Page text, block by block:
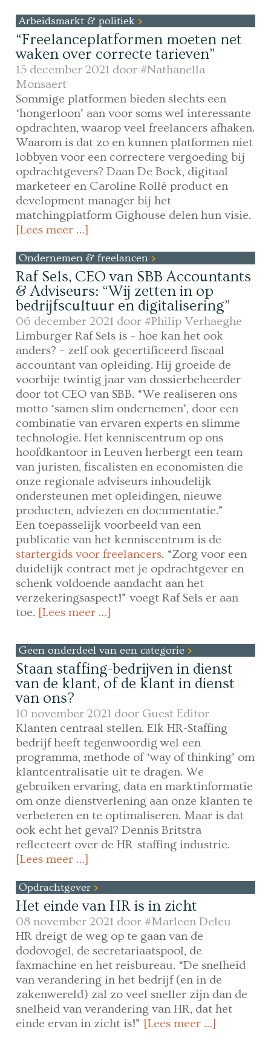
Arbeidsmarkt & politiek
“Freelanceplatformen moeten net
waken over correcte tarieven”
15 december 2021 door #Nathanella
Monsaert
Sommige platformen bieden slechts een
‘hongerloon’ aan voor soms wel interessante
opdrachten, waarop veel freelancers afhaken.
Waarom is dat zo en kunnen platformen niet
lobbyen voor een correctere vergoeding bij
opdrachtgevers? Daan De Bock, digitaal
marketeer en Caroline Rollé product en
development manager bij het
matchingplatform Gighouse delen hun visie.
[Lees meer …]
Ondernemen & freelancen
Raf Sels, CEO van SBB Accountants
& Adviseurs: “Wij zetten in op
bedrijfscultuur en digitalisering”
06 december 2021 door #Philip Verhaeghe
Limburger Raf Sels is – hoe kan het ook
anders? – zelf ook gecertificeerd fiscaal
accountant van opleiding. Hij groeide de
voorbije twintig jaar van dossierbeheerder
door tot CEO van SBB. “We realiseren ons
motto ‘samen slim ondernemen’, door een
combinatie van ervaren experts en slimme
technologie. Het kenniscentrum op ons
hoofdkantoor in Leuven herbergt een team
van juristen, fiscalisten en economisten die
onze regionale adviseurs inhoudelijk
ondersteunen met opleidingen, nieuwe
producten, adviezen en documentatie.”
Een toepasselijk voorbeeld van een
publicatie van het kenniscentrum is de
startergids voor freelancers. “Zorg voor een
duidelijk contract met je opdrachtgever en
schenk voldoende aandacht aan het
verzekeringsaspect!” voegt Raf Sels er aan
toe. [Lees meer …]
Geen onderdeel van een categorie
Staan staffing-bedrijven in dienst
van de klant, of de klant in dienst
van ons?
10 november 2021 door Guest Editor
Klanten centraal stellen. Elk HR-Staffing
bedrijf heeft tegenwoordig wel een
programma, methode of ‘way of thinking’ om
klantcentralisatie uit te dragen. We
gebruiken ervaring, data en marktinformatie
om onze dienstverlening aan onze klanten te
verbeteren en te optimaliseren. Maar is dat
ook echt het geval? Dennis Britstra
reflecteert over de HR-staffing industrie.
[Lees meer …]
Opdrachtgever
Het einde van HR is in zicht
08 november 2021 door #Marleen Deleu
HR dreigt de weg op te gaan van de
dodovogel, de secretariaatspool, de
faxmachine en het reisbureau. “De snelheid
van verandering in het bedrijf (en in de
zakenwereld) zal zo veel sneller zijn dan de
snelheid van verandering van HR, dat het
einde ervan in zicht is!” [Lees meer …]